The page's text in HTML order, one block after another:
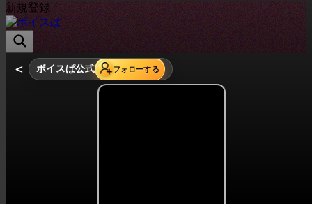
新規登録
＜ ボイスぱ公式 フォローする